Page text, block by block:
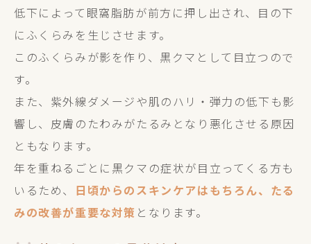
低下によって眼窩脂肪が前方に押し出され、目の下
にふくらみを生じさせます。
このふくらみが影を作り、黒クマとして目立つので
す。
また、紫外線ダメージや肌のハリ・弾力の低下も影
響し、皮膚のたわみがたるみとなり悪化させる原因
ともなります。
年を重ねるごとに黒クマの症状が目立ってくる方も
いるため、 日頃からのスキンケアはもちろん、たる
みの改善が重要な対策 となります。